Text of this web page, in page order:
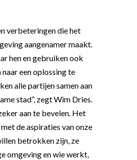
verbeteringen die het
aangenamer maakt.
hen en gebruiken ook
een oplossing te
alle partijen samen aan
stad”, zegt Wim Dries.
aan te bevelen. Het
de aspiraties van onze
betrokken zijn, ze
omgeving en wie werkt,